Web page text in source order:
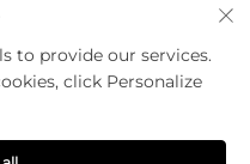
to provide our services.
click Personalize